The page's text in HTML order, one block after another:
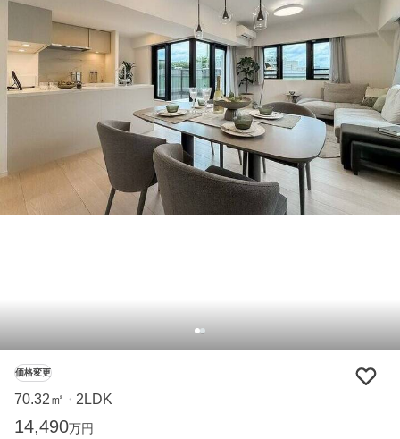
価格変更
70.32㎡ ・ 2LDK
14,490万円